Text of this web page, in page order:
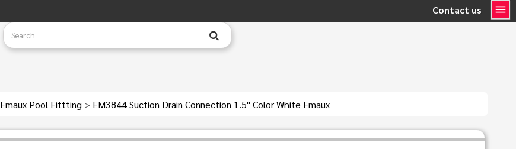
Contact us
Emaux Pool Fittting > EM3844 Suction Drain Connection 1.5" Color White Emaux